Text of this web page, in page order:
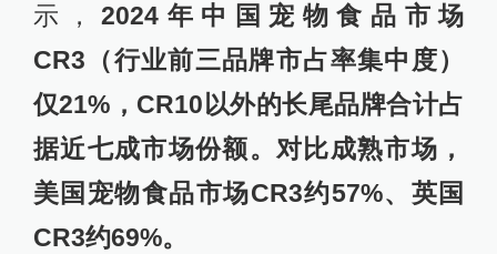
示，2024年中国宠物食品市场
CR3（行业前三品牌市占率集中度）
仅21%，CR10以外的长尾品牌合计占
据近七成市场份额。对比成熟市场，
美国宠物食品市场CR3约57%、英国
CR3约69%。